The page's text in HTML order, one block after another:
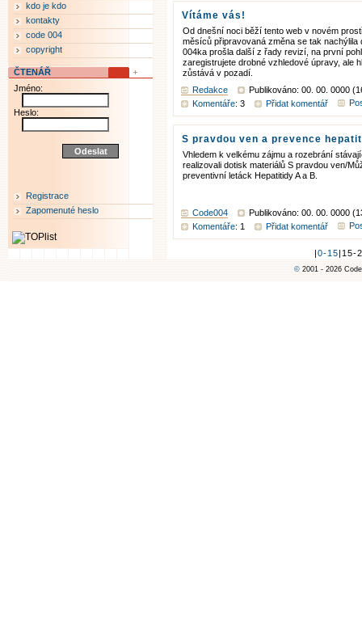
Vítáme vás!
Od dnešní noci běží tento web v novém
měsíců připravovaná změna se tak nachýlila
004ka prošla další z řady revizí, na první
zaregistrujete drobné vzhledové úpravy, ale
zůstává v pozadí.
Redakce
Publikováno: 00. 00. 0000
Komentáře: 3 Přidat komentář
S pravdou ven a prevence
Vhledem k velkému zájmu a rozebrání
realizovali dotisk materiálů S pravdou ven/
preventivní letáck Hepatitidy A a B.
Code004
Publikováno: 00. 00. 0000
Komentáře: 1 Přidat komentář
|0-15|15-
kdo je kdo
kontakty
code 004
copyright
ČTENÁŘ
Jméno:
Heslo:
Registrace
Zapomenuté heslo
© 2001 - 2026